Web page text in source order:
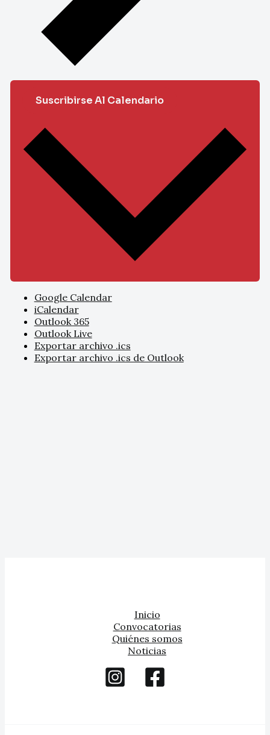
Suscribirse Al Calendario
Google Calendar
iCalendar
Outlook 365
Outlook Live
Exportar archivo .ics
Exportar archivo .ics de Outlook
Inicio
Convocatorias
Quiénes somos
Noticias